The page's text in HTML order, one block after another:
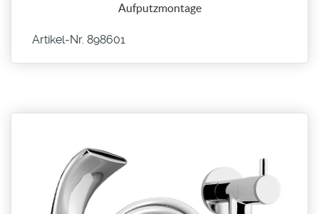
Aufputzmontage
Artikel-Nr. 898601